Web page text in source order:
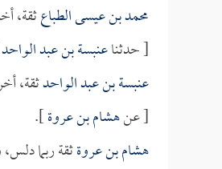
محمد بن عيسى الطباعثقة،
[ حدثناعنبسة بن عبد الواحد
عنبسة بن عبد الواحدثقة،
[ عنهشام بن عروة].
هشام بن عروةثقة ربما